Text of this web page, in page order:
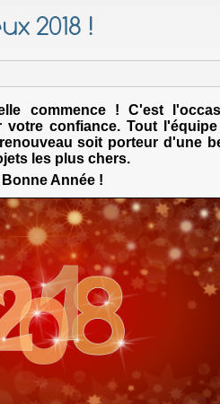
2018 !
commence ! C'est
votre confiance. Tout
soit porteur d'une
les plus chers.
Bonne Année !